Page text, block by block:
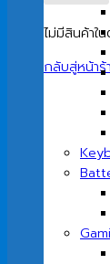
ไม่มีสินค้าใ
กลับสู่หน้าร้